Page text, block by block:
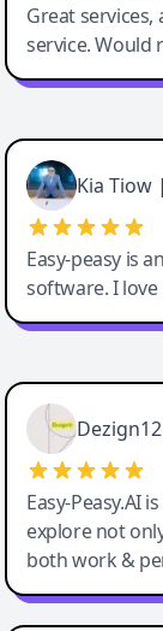
Great
service. Would
Cody Crabb
Great service,
Kia Tiow
Easy-peasy is
software. I love
Easy-Peasy
Easy-Peasy.AI
explore not
both work &